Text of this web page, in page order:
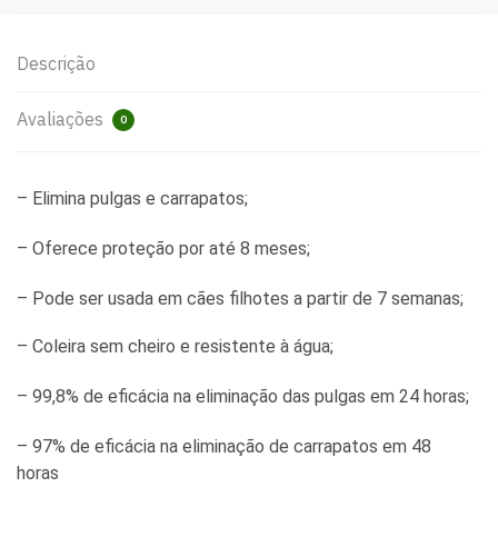
Descrição
Avaliações 0
– Elimina pulgas e carrapatos;
– Oferece proteção por até 8 meses;
– Pode ser usada em cães filhotes a partir de 7 semanas;
– Coleira sem cheiro e resistente à água;
– 99,8% de eficácia na eliminação das pulgas em 24 horas;
– 97% de eficácia na eliminação de carrapatos em 48
horas